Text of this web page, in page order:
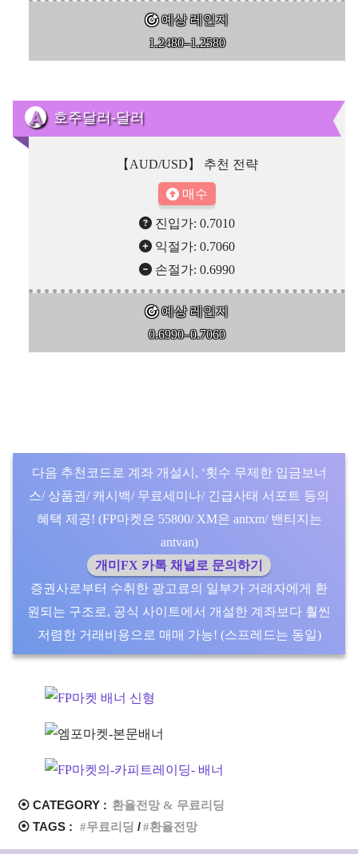
예상 레인지
1.2480–1.2580
호주달러-달러
【AUD/USD】 추천 전략
매수
진입가: 0.7010
익절가: 0.7060
손절가: 0.6990
예상 레인지
0.6990–0.7060
다음 추천코드로 계좌 개설시, ‘횟수 무제한 입금보너
스/ 상품권/ 캐시백/ 무료세미나/ 긴급사태 서포트 등의
혜택 제공! (FP마켓은 55800/ XM은 antxm/ 밴티지는
antvan)
개미FX 카톡 채널로 문의하기
증권사로부터 수취한 광고료의 일부가 거래자에게 환
원되는 구조로, 공식 사이트에서 개설한 계좌보다 훨씬
저렴한 거래비용으로 매매 가능! (스프레드는 동일)
⦿ CATEGORY : 환율전망 & 무료리딩
⦿ TAGS :
무료리딩 환율전망